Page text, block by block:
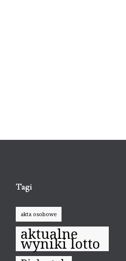
Tagi
akta osobowe
aktualne
wyniki lotto